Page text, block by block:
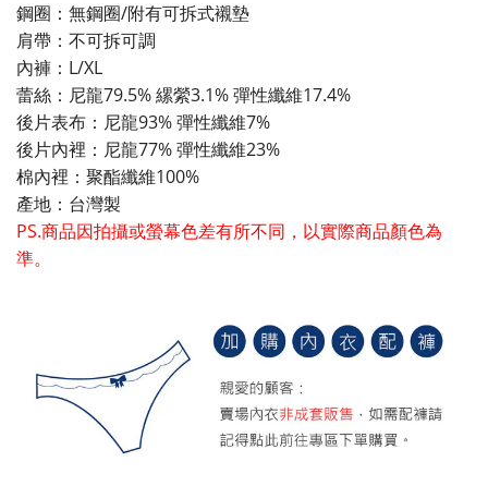
鋼圈：無鋼圈/附有可拆式襯墊
肩帶：不可拆可調
內褲：L/XL
蕾絲：尼龍79.5% 縲縈3.1% 彈性纖維17.4%
後片表布：尼龍93% 彈性纖維7%
後片內裡：尼龍77% 彈性纖維23%
棉內裡：聚酯纖維100%
產地：台灣製
PS.商品因拍攝或螢幕色差有所不同，以實際商品顏色為
準。